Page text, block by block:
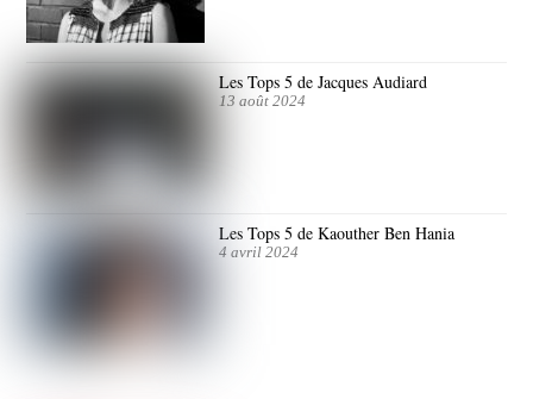
Les Tops 5 de Jacques Audiard
13 août 2024
Les Tops 5 de Kaouther Ben Hania
4 avril 2024